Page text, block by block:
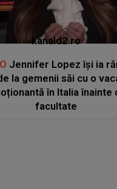
kanald2.ro
Jennifer Lopez își ia
la gemenii săi cu o
în Italia înainte
facultate